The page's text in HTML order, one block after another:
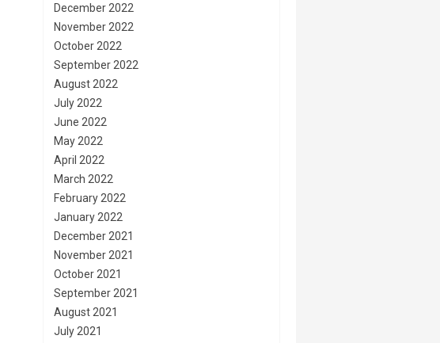
December 2022
November 2022
October 2022
September 2022
August 2022
July 2022
June 2022
May 2022
April 2022
March 2022
February 2022
January 2022
December 2021
November 2021
October 2021
September 2021
August 2021
July 2021